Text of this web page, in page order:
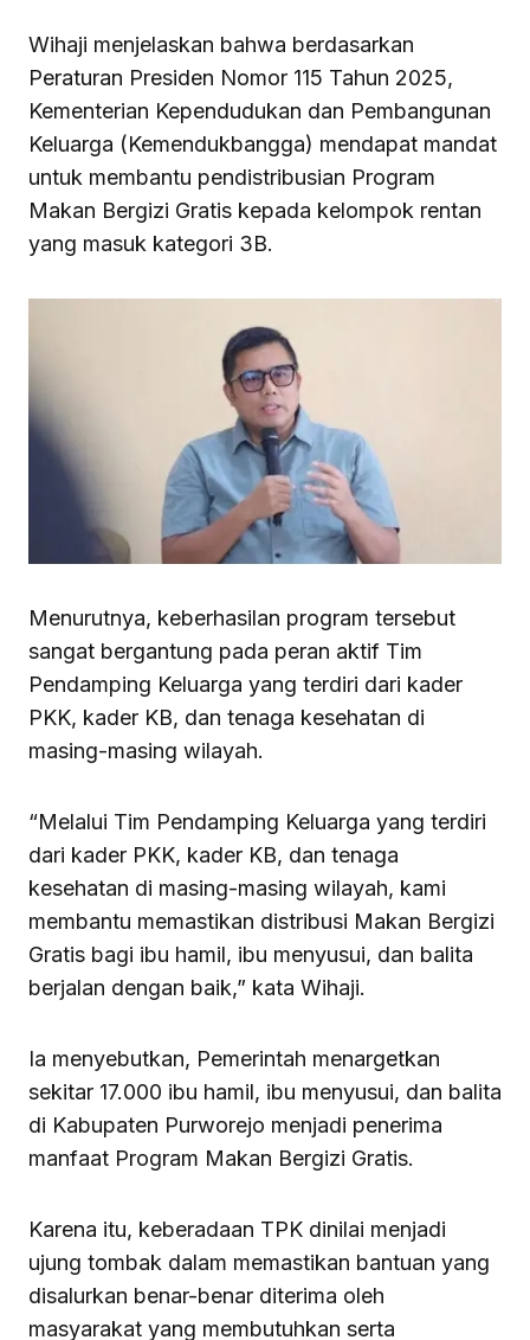
Wihaji menjelaskan bahwa berdasarkan
Peraturan Presiden Nomor 115 Tahun 2025,
Kementerian Kependudukan dan Pembangunan
Keluarga (Kemendukbangga) mendapat mandat
untuk membantu pendistribusian Program
Makan Bergizi Gratis kepada kelompok rentan
yang masuk kategori 3B.
Menurutnya, keberhasilan program tersebut
sangat bergantung pada peran aktif Tim
Pendamping Keluarga yang terdiri dari kader
PKK, kader KB, dan tenaga kesehatan di
masing-masing wilayah.
“Melalui Tim Pendamping Keluarga yang terdiri
dari kader PKK, kader KB, dan tenaga
kesehatan di masing-masing wilayah, kami
membantu memastikan distribusi Makan Bergizi
Gratis bagi ibu hamil, ibu menyusui, dan balita
berjalan dengan baik,” kata Wihaji.
Ia menyebutkan, Pemerintah menargetkan
sekitar 17.000 ibu hamil, ibu menyusui, dan balita
di Kabupaten Purworejo menjadi penerima
manfaat Program Makan Bergizi Gratis.
Karena itu, keberadaan TPK dinilai menjadi
ujung tombak dalam memastikan bantuan yang
disalurkan benar-benar diterima oleh
masyarakat yang membutuhkan serta